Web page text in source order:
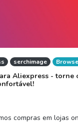
serchimage
Aliexpress - torne
compras em lojas